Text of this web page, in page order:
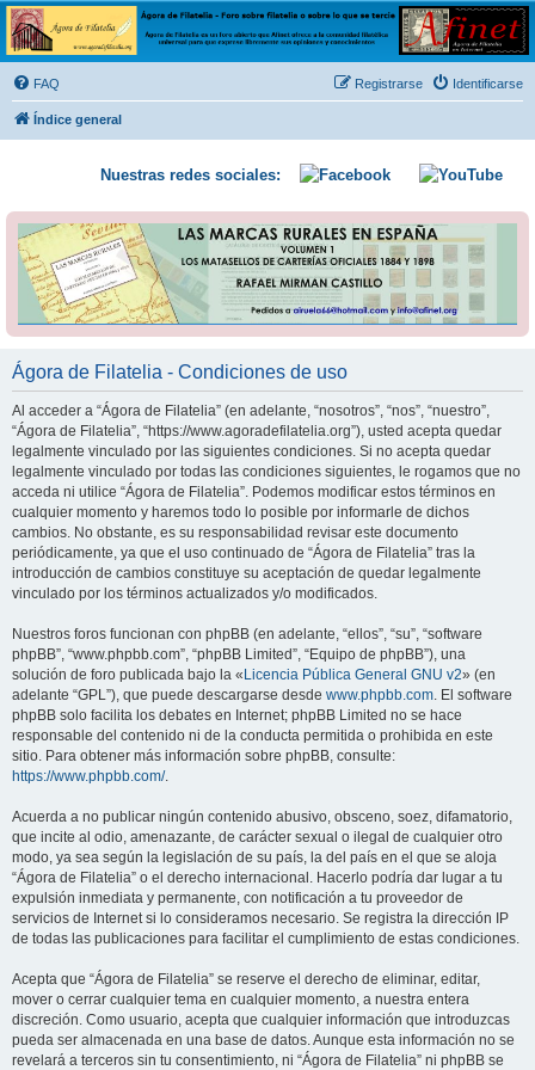
Ágora de Filatelia
Foro sobre filatelia o sobre lo que se tercie. Ágora de Filatelia es un foro abierto que Afinet
ofrece a la comunidad filatélica universal para que exprese libremente sus opiniones y
conocimientos
FAQ Identificarse
Registrarse
Índice general
Nuestras redes sociales:
Ágora de Filatelia - Condiciones de uso
Al acceder a “Ágora de Filatelia” (en adelante, “nosotros”, “nos”, “nuestro”,
“Ágora de Filatelia”, “https://www.agoradefilatelia.org”), usted acepta quedar
legalmente vinculado por las siguientes condiciones. Si no acepta quedar
legalmente vinculado por todas las condiciones siguientes, le rogamos que no
acceda ni utilice “Ágora de Filatelia”. Podemos modificar estos términos en
cualquier momento y haremos todo lo posible por informarle de dichos
cambios. No obstante, es su responsabilidad revisar este documento
periódicamente, ya que el uso continuado de “Ágora de Filatelia” tras la
introducción de cambios constituye su aceptación de quedar legalmente
vinculado por los términos actualizados y/o modificados.
Nuestros foros funcionan con phpBB (en adelante, “ellos”, “su”, “software
phpBB”, “www.phpbb.com”, “phpBB Limited”, “Equipo de phpBB”), una
solución de foro publicada bajo la « Licencia Pública General GNU v2» (en
adelante “GPL”), que puede descargarse desde www.phpbb.com. El software
phpBB solo facilita los debates en Internet; phpBB Limited no se hace
responsable del contenido ni de la conducta permitida o prohibida en este
sitio. Para obtener más información sobre phpBB, consulte:
https://www.phpbb.com/.
Acuerda a no publicar ningún contenido abusivo, obsceno, soez, difamatorio,
que incite al odio, amenazante, de carácter sexual o ilegal de cualquier otro
modo, ya sea según la legislación de su país, la del país en el que se aloja
“Ágora de Filatelia” o el derecho internacional. Hacerlo podría dar lugar a tu
expulsión inmediata y permanente, con notificación a tu proveedor de
servicios de Internet si lo consideramos necesario. Se registra la dirección IP
de todas las publicaciones para facilitar el cumplimiento de estas condiciones.
Acepta que “Ágora de Filatelia” se reserve el derecho de eliminar, editar,
mover o cerrar cualquier tema en cualquier momento, a nuestra entera
discreción. Como usuario, acepta que cualquier información que introduzcas
pueda ser almacenada en una base de datos. Aunque esta información no se
revelará a terceros sin tu consentimiento, ni “Ágora de Filatelia” ni phpBB se